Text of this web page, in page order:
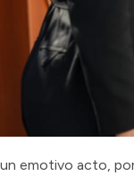
emotivo acto,